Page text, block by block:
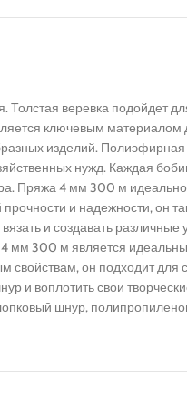
веревка подойдет
ключевым
изделий. Полиэфирная
нужд. Каждая
Пряжа 4 мм 300 м
и надежности, он
и создавать различные
4 мм 300 м является
свойствам, он подходит для
и воплотить свои
шнур,